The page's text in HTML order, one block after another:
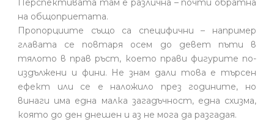
Перспективата там е различна – почти обратна
на общоприетата.
Пропорциите също са специфични – например
главата се повтаря осем до девет пъти в
тялото в прав ръст, което прави фигурите по-
издължени и фини. Не знам дали това е търсен
ефект или се е наложило през годините, но
винаги има една малка загадъчност, една схизма,
която до ден днешен и аз не мога да разгадая.